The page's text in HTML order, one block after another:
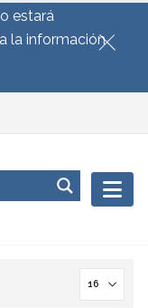
estará
la información